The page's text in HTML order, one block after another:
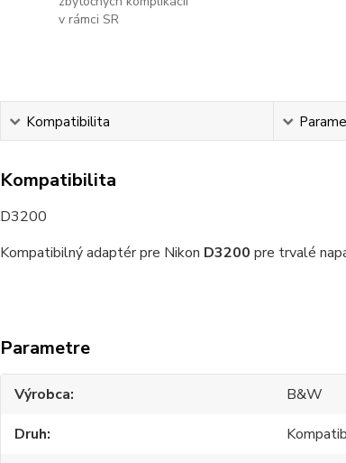
v rámci SR
Kompatibilita
Kompatibilita
D3200
Kompatibilný adaptér pre Nikon D3200 pre trvalé
Parametre
Výrobca
B&W
Druh